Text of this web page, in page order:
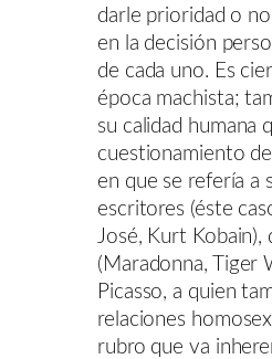
darle prioridad o
en la decisión
de cada uno. Es
época machista;
su calidad humana
cuestionamiento
en que se refería a
escritores (éste
José, Kurt Kobain),
(Maradonna, Tiger
Picasso, a quien
relaciones
rubro que va